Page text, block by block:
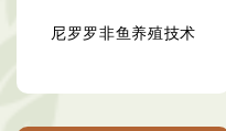
尼罗罗非鱼养殖技术